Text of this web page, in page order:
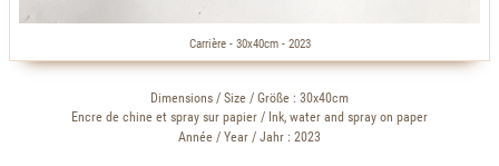
Carrière - 30x40cm - 2023
Dimensions / Size / Größe : 30x40cm
Encre de chine et spray sur papier / Ink, water and spray on paper
Année / Year / Jahr : 2023